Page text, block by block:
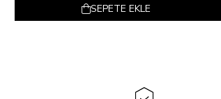
SEPETE EKLE